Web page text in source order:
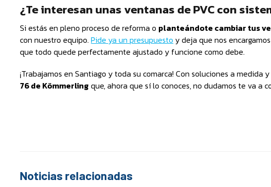
¿Te interesan unas ventanas de PVC con
Si estás en pleno proceso de reforma o planteándote cambiar tus
con nuestro equipo.Pide ya un presupuesto y deja que nos
que todo quede perfectamente ajustado y funcione como debe.
¡Trabajamos en Santiago y toda su comarca! Con soluciones a medida
76 de Kömmerling que, ahora que sí lo conoces, no dudamos te va a
Noticias relacionadas